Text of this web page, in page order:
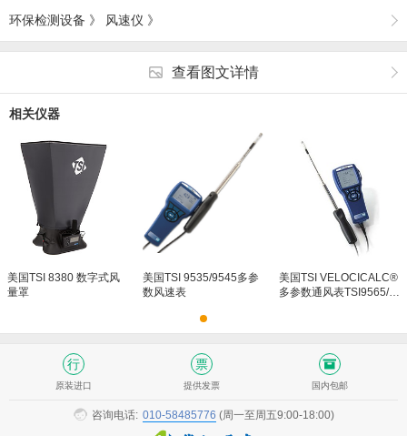
环保检测设备 》 风速仪 》
查看图文详情
相关仪器
美国TSI 8380 数字式风
量罩
美国TSI 9535/9545多参
数风速表
美国TSI VELOCICALC®
多参数通风表TSI9565/9
原装进口 提供发票 国内包邮
咨询电话: 010-58485776 (周一至周五9:00-18:00)